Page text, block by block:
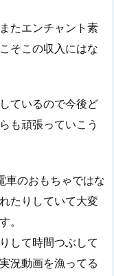
たエンチャント素
そこの収入にはな
ているので今後ど
も頑張っていこう
車のおもちゃではな
たりしていて大変
。
して時間つぶして
況動画を漁ってる